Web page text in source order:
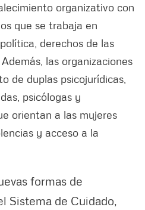
organizativo con
que se trabaja en
derechos de las
las organizaciones
de duplas psicojurídicas,
psicólogas y
orientan a las mujeres
y acceso a la
formas de
Sistema de Cuidado,